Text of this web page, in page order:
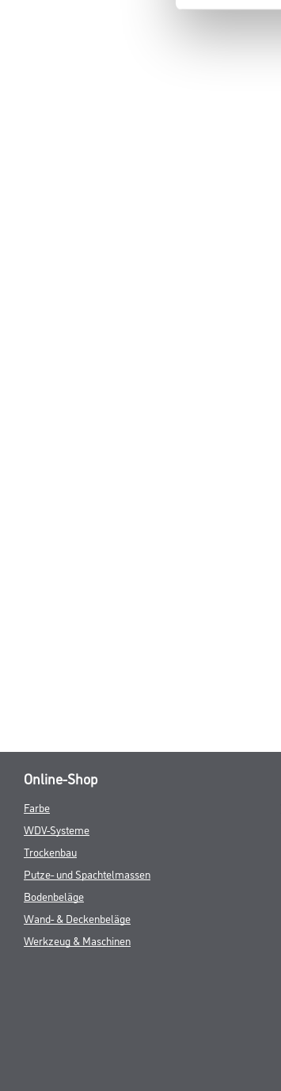
Online-Shop
Farbe
WDV-Systeme
Trockenbau
Putze- und Spachtelmassen
Bodenbeläge
Wand- & Deckenbeläge
Werkzeug & Maschinen